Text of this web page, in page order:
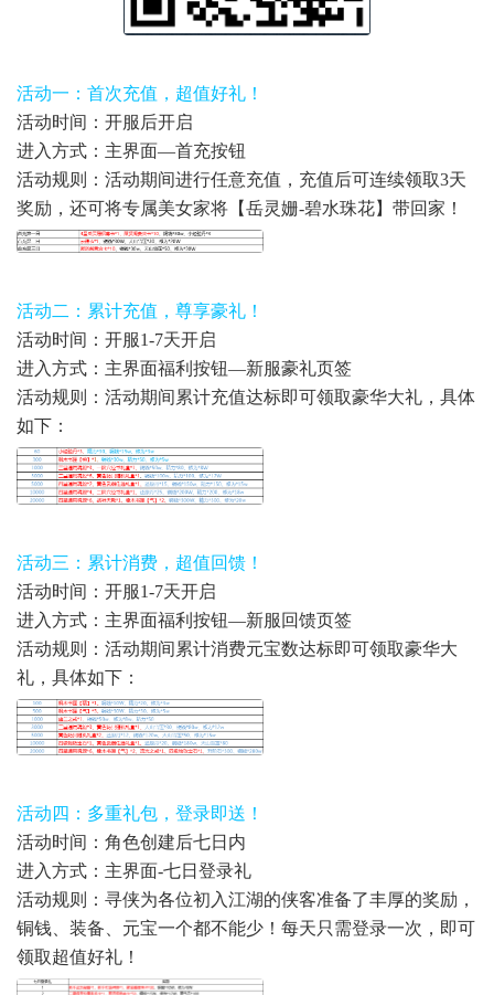
活动一：首次充值，超值好礼！
活动时间：开服后开启
进入方式：主界面—首充按钮
活动规则：活动期间进行任意充值，充值后可连续领取3天
奖励，还可将专属美女家将【岳灵姗-碧水珠花】带回家！
活动二：累计充值，尊享豪礼！
活动时间：开服1-7天开启
进入方式：主界面福利按钮—新服豪礼页签
活动规则：活动期间累计充值达标即可领取豪华大礼，具体
如下：
活动三：累计消费，超值回馈！
活动时间： 开服1-7天开启
进入方式：主界面福利按钮—新服回馈页签
活动规则：活动期间累计消费元宝数达标即可领取豪华大
礼，具体如下：
活动四：多重礼包，登录即送！
活动时间：角色创建后七日内
进入方式：主界面-七日登录礼
活动规则：寻侠为各位初入江湖的侠客准备了丰厚的奖励，
铜钱、装备、元宝一个都不能少！每天只需登录一次，即可
领取超值好礼！